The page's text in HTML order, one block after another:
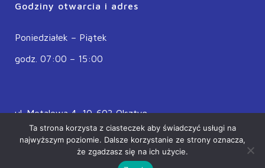
Godziny otwarcia i adres
Poniedziałek – Piątek
godz. 07:00 – 15:00
ul. Metalowa 4, 10-603 Olsztyn
POLSKA
Ta strona korzysta z ciasteczek aby świadczyć usługi na
najwyższym poziomie. Dalsze korzystanie ze strony oznacza,
że zgadzasz się na ich użycie.